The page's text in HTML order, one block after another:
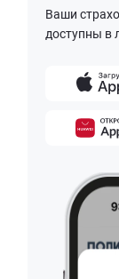
Ваши
доступны в